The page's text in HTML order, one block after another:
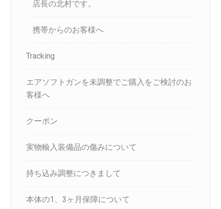
店長の北村です。
携帯からのお客様へ
Tracking
エアソフトガンを未調整でご購入をご検討のお
客様へ
クーポン
実物輸入装備品の傷みについて
持ち込み調整につきまして
本体の1、3ヶ月保障について